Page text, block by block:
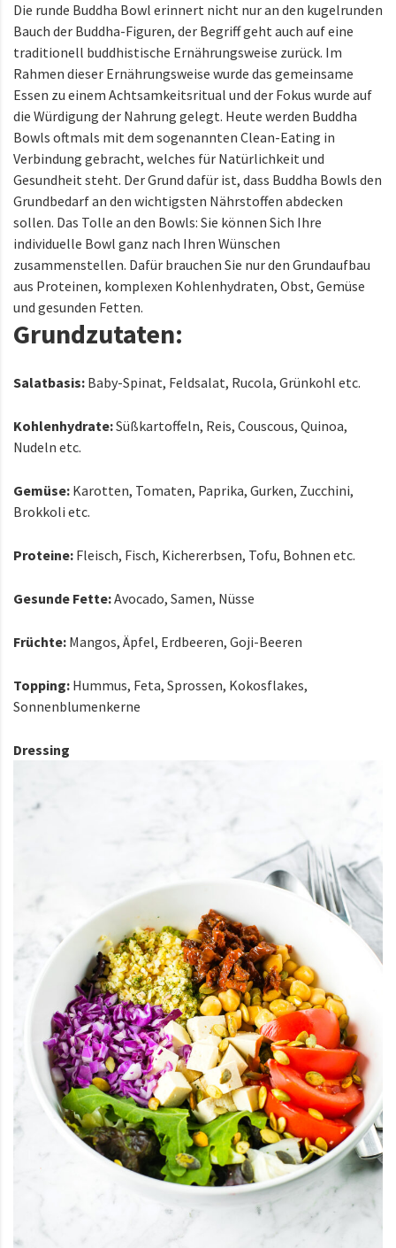
Die runde Buddha Bowl erinnert nicht nur an den kugelrunden
Bauch der Buddha-Figuren, der Begriff geht auch auf eine
traditionell buddhistische Ernährungsweise zurück. Im
Rahmen dieser Ernährungsweise wurde das gemeinsame
Essen zu einem Achtsamkeitsritual und der Fokus wurde auf
die Würdigung der Nahrung gelegt. Heute werden Buddha
Bowls oftmals mit dem sogenannten Clean-Eating in
Verbindung gebracht, welches für Natürlichkeit und
Gesundheit steht. Der Grund dafür ist, dass Buddha Bowls den
Grundbedarf an den wichtigsten Nährstoffen abdecken
sollen. Das Tolle an den Bowls: Sie können Sich Ihre
individuelle Bowl ganz nach Ihren Wünschen
zusammenstellen. Dafür brauchen Sie nur den Grundaufbau
aus Proteinen, komplexen Kohlenhydraten, Obst, Gemüse
und gesunden Fetten.
Grundzutaten:
Salatbasis: Baby-Spinat, Feldsalat, Rucola, Grünkohl etc.
Kohlenhydrate:Süßkartoffeln, Reis, Couscous, Quinoa,
Nudeln etc.
Gemüse: Karotten, Tomaten, Paprika, Gurken, Zucchini,
Brokkoli etc.
Proteine: Fleisch, Fisch, Kichererbsen, Tofu, Bohnen etc.
Gesunde Fette:Avocado, Samen, Nüsse
Früchte: Mangos, Äpfel, Erdbeeren, Goji-Beeren
Topping: Hummus, Feta, Sprossen, Kokosflakes,
Sonnenblumenkerne
Dressing